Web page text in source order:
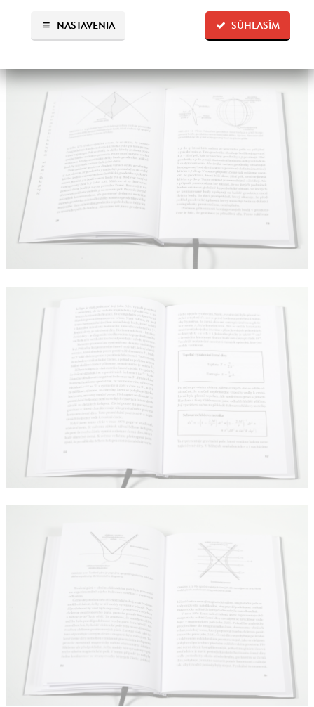
SÚHLASÍM
NASTAVENIA